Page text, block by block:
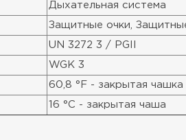
Дыхательная система
Защитные очки,
UN 3272 3 / PGII
WGK 3
60,8 °F - закрытая чашка
16 °C - закрытая чаша